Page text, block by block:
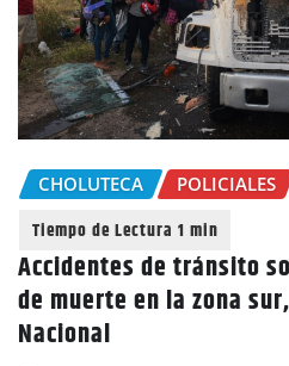
CHOLUTECA POLICIALES
Accidentes de tránsito
de muerte en la zona
Nacional